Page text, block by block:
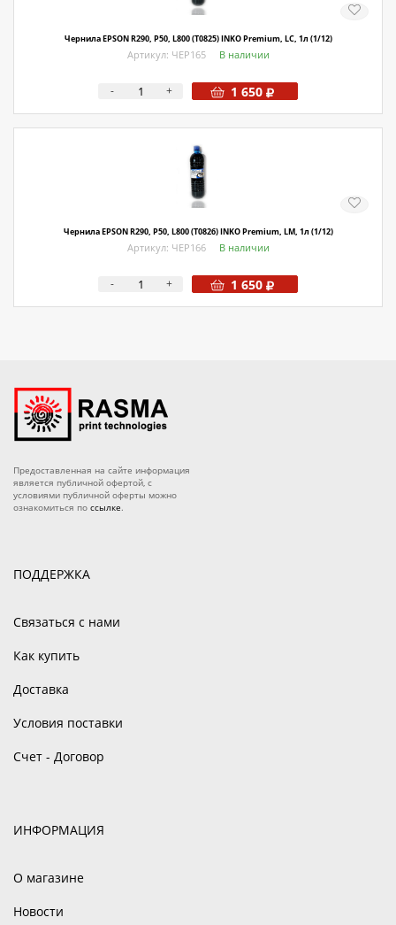
Чернила EPSON R290, P50, L800 (T0825) INKO Premium, LC, 1л (1/12)
Артикул: ЧЕР165 В наличии
- + 1 650
Чернила EPSON R290, P50, L800 (T0826) INKO Premium, LM, 1л (1/12)
Артикул: ЧЕР166 В наличии
- + 1 650
Предоставленная на сайте информация
является публичной офертой, с
условиями публичной оферты можно
ознакомиться по ссылке.
ПОДДЕРЖКА
Связаться с нами
Как купить
Доставка
Условия поставки
Счет - Договор
ИНФОРМАЦИЯ
О магазине
Новости